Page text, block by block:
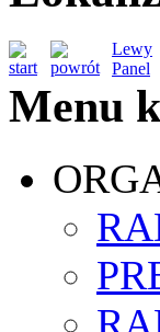
Lewy
Panel
Menu